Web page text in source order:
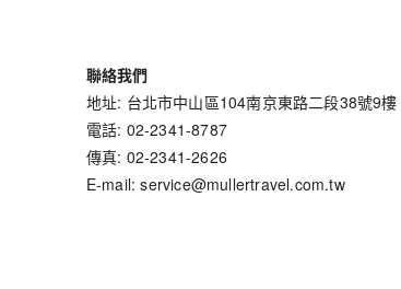
聯絡我們
地址: 台北市中山區104南京東路二段38號9樓
電話: 02-2341-8787
傳真: 02-2341-2626
E-mail: service@mullertravel.com.tw